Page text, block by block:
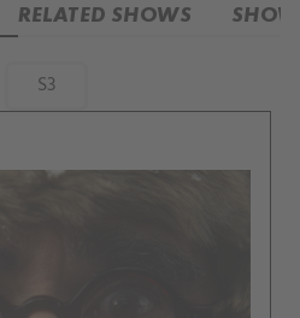
RELATED SHOWS
S3